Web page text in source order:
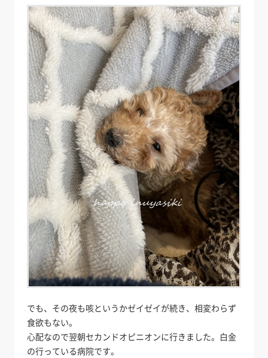
でも、その夜も咳というかゼイゼイが続き、相変わらず
食欲もない。
心配なので翌朝セカンドオピニオンに行きました。白金
の行っている病院です。